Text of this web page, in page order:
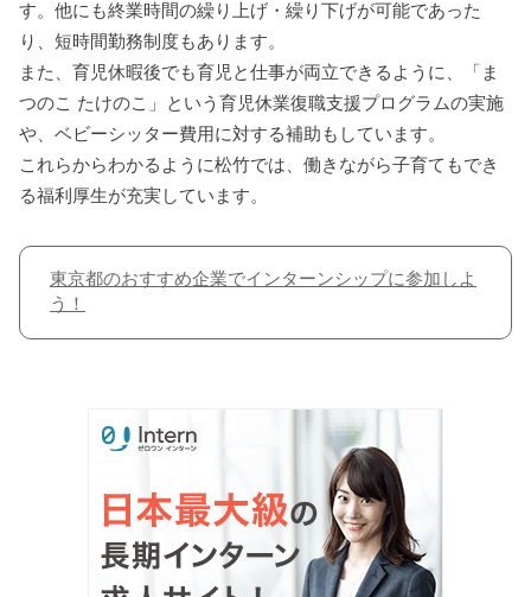
す。他にも終業時間の繰り上げ・繰り下げが可能であった
り、短時間勤務制度もあります。
また、育児休暇後でも育児と仕事が両立できるように、「ま
つのこ たけのこ」という育児休業復職支援プログラムの実施
や、ベビーシッター費用に対する補助もしています。
これらからわかるように松竹では、働きながら子育てもでき
る福利厚生が充実しています。
東京都のおすすめ企業でインターンシップに参加しよ
う！